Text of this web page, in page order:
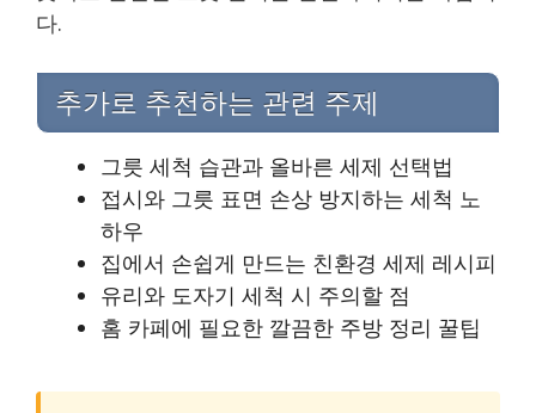
다.
추가로 추천하는 관련 주제
그릇 세척 습관과 올바른 세제 선택법
접시와 그릇 표면 손상 방지하는 세척 노
하우
집에서 손쉽게 만드는 친환경 세제 레시피
유리와 도자기 세척 시 주의할 점
홈 카페에 필요한 깔끔한 주방 정리 꿀팁